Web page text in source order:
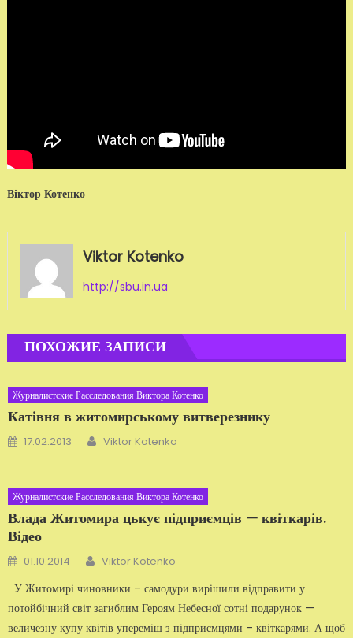
Віктор Котенко
Viktor Kotenko
http://sbu.in.ua
ПОХОЖИЕ ЗАПИСИ
Журналистские Расследования Виктора Котенко
Катівня в житомирському витверезнику
Добавлено
17.02.2013 Автор
Viktor Kotenko
Журналистские Расследования Виктора Котенко
Влада Житомира цькує підприємців — квіткарів.
Відео
Добавлено
01.10.2014 Автор
Viktor Kotenko
У Житомирі чиновники – самодури вирішили відправити у
потойбічний світ загиблим Героям Небесної сотні подарунок —
величезну купу квітів упереміш з підприємцями – квіткарями. А щоб